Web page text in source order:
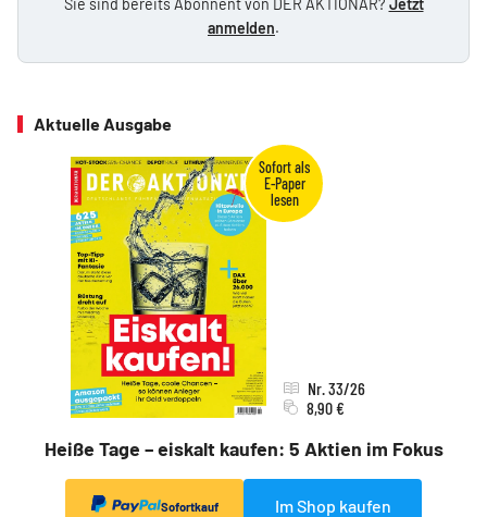
Sie sind bereits Abonnent von DER AKTIONÄR? Jetzt
anmelden.
Aktuelle Ausgabe
Heiße Tage – eiskalt kaufen: 5 Aktien im Fokus
Nr. 33/26
8,90 €
Sofortkauf Im Shop kaufen